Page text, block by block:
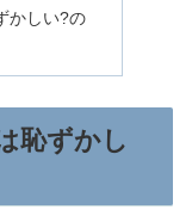
かしい?の
恥ずかし